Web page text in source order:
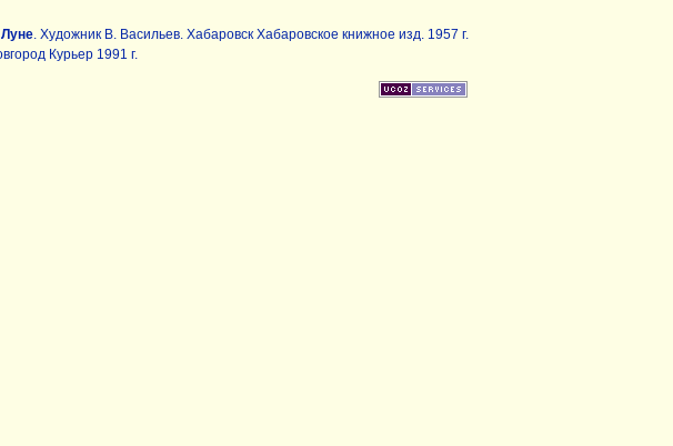
. Художник В. Васильев. Хабаровск Хабаровское книжное изд. 1957 г.
Курьер 1991 г.